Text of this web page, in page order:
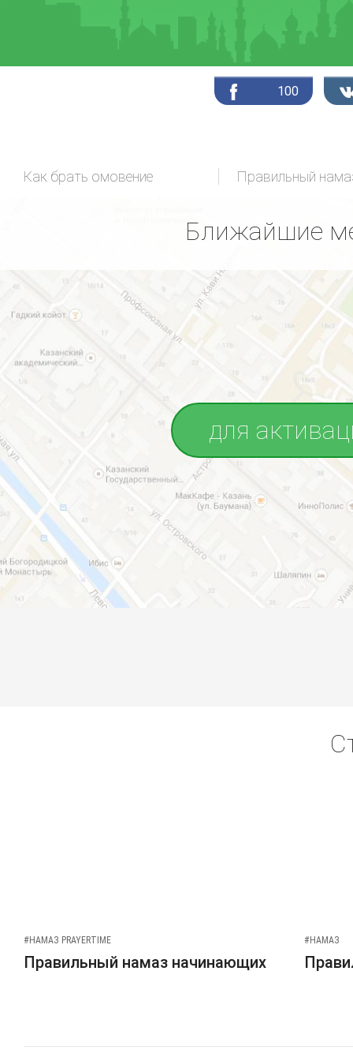
100
Как брать омовение
Ближайшие
для
#НАМАЗ PRAYERTIME
Правильный намаз начинающих
#НАМАЗ